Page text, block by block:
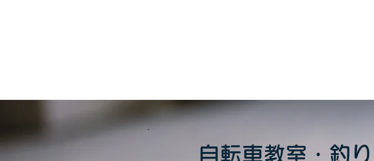
このイベントをシェア
自転車教室・釣